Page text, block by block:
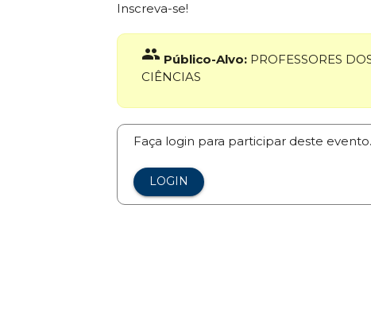
Inscreva-se!
group Público-Alvo:PROFESSORES
CIÊNCIAS
Faça login para participar deste evento.
LOGIN